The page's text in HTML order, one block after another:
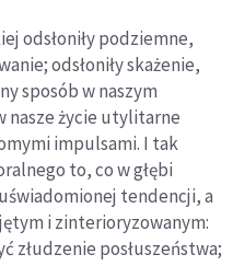
odsłoniły podziemne,
odsłoniły skażenie,
sposób w naszym
nasze życie utylitarne
impulsami. I tak
to, co w głębi
tendencji, a
i zinterioryzowanym:
złudzenie posłuszeństwa;